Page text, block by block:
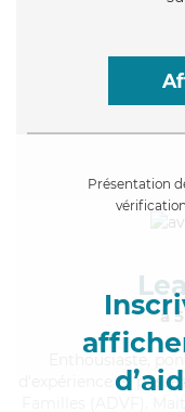
Présentation
à
,
d'expérience et